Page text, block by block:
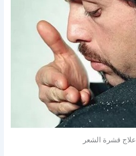
علاج قشرة الشعر